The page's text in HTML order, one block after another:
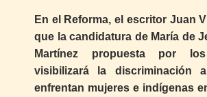
En el Reforma, el escritor Juan
que la candidatura de María de
Martínez propuesta por
visibilizará la discriminación
enfrentan mujeres e indígenas